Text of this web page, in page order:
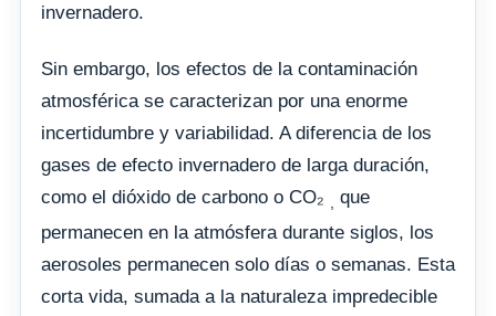
invernadero.
Sin embargo, los efectos de la contaminación
atmosférica se caracterizan por una enorme
incertidumbre y variabilidad. A diferencia de los
gases de efecto invernadero de larga duración,
como el dióxido de carbono o CO₂ , que
permanecen en la atmósfera durante siglos, los
aerosoles permanecen solo días o semanas. Esta
corta vida, sumada a la naturaleza impredecible